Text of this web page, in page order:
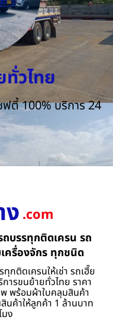
วไทย
ฟตี้ 100% บริการ 24
ง .com
ถบรรทุกติดเครน รถ
ครื่องจักร ทุกชนิด
กติดเครนให้เช่า รถเฮี๊ย
ารขนย้ายทั่วไทย ราคา
พร้อมผ้าใบคลุมสินค้า
นค้าให้ลูกค้า 1 ล้านบาท
มง